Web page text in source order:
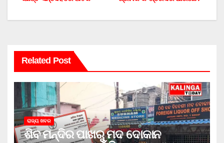
navigation
Related Post
ରାଜ୍ୟ ଖବର
ଶିବ ମନ୍ଦିର ପାଖରୁ ମଦ ଦୋକାନ